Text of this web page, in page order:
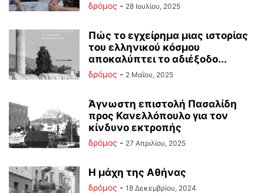
δρόμος - 28 Ιουλίου, 2025
Πώς το εγχείρημα μιας ιστορίας
του ελληνικού κόσμου
αποκαλύπτει το αδιέξοδο...
δρόμος - 2 Μαΐου, 2025
Άγνωστη επιστολή Πασαλίδη
προς Κανελλόπουλο για τον
κίνδυνο εκτροπής
δρόμος - 27 Απριλίου, 2025
Η μάχη της Αθήνας
δρόμος - 18 Δεκεμβρίου, 2024